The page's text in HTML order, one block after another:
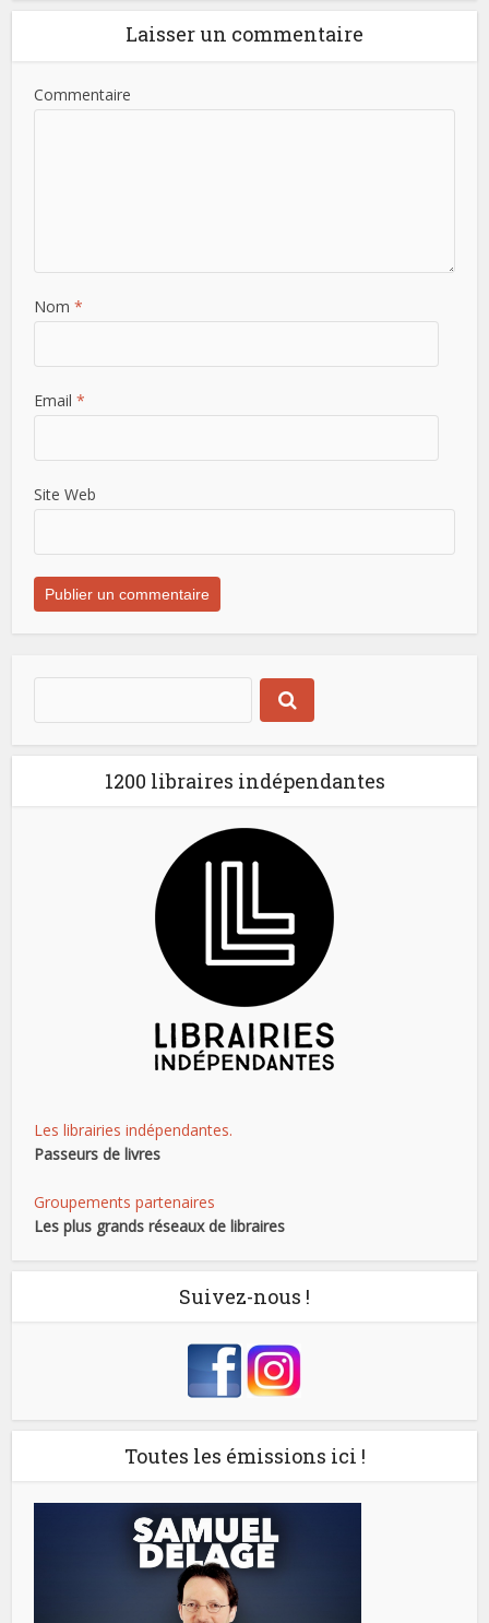
Laisser un commentaire
Commentaire
Nom *
Email *
Site Web
1200 libraires indépendantes
Les librairies indépendantes.
Passeurs de livres
Groupements partenaires
Les plus grands réseaux de libraires
Suivez-nous !
Toutes les émissions ici !